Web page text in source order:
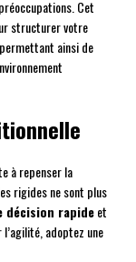
Cet
structurer votre
ainsi de
à repenser la
rigides ne sont plus
décision rapideet
adoptez une